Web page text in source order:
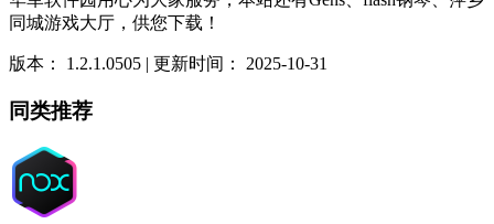
同城游戏大厅，供您下载！
版本： 1.2.1.0505 | 更新时间： 2025-10-31
同类推荐